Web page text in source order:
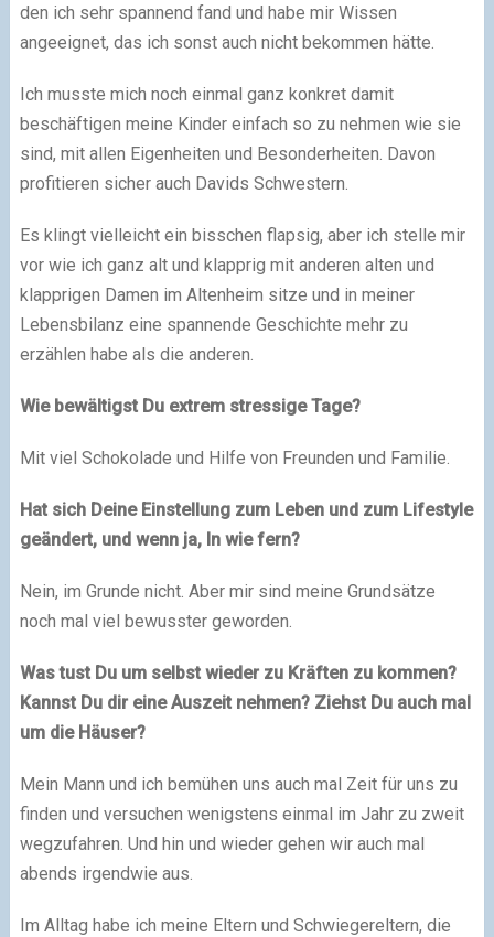
den ich sehr spannend fand und habe mir Wissen
angeeignet, das ich sonst auch nicht bekommen hätte.
Ich musste mich noch einmal ganz konkret damit
beschäftigen meine Kinder einfach so zu nehmen wie sie
sind, mit allen Eigenheiten und Besonderheiten. Davon
profitieren sicher auch Davids Schwestern.
Es klingt vielleicht ein bisschen flapsig, aber ich stelle mir
vor wie ich ganz alt und klapprig mit anderen alten und
klapprigen Damen im Altenheim sitze und in meiner
Lebensbilanz eine spannende Geschichte mehr zu
erzählen habe als die anderen.
Wie bewältigst Du extrem stressige Tage?
Mit viel Schokolade und Hilfe von Freunden und Familie.
Hat sich Deine Einstellung zum Leben und zum Lifestyle
geändert, und wenn ja, In wie fern?
Nein, im Grunde nicht. Aber mir sind meine Grundsätze
noch mal viel bewusster geworden.
Was tust Du um selbst wieder zu Kräften zu kommen?
Kannst Du dir eine Auszeit nehmen? Ziehst Du auch mal
um die Häuser?
Mein Mann und ich bemühen uns auch mal Zeit für uns zu
finden und versuchen wenigstens einmal im Jahr zu zweit
wegzufahren. Und hin und wieder gehen wir auch mal
abends irgendwie aus.
Im Alltag habe ich meine Eltern und Schwiegereltern, die